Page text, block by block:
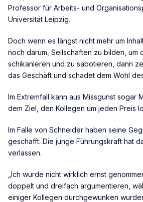
Professor für Arbeits- und
Universität Leipzig.
Doch wenn es längst nicht mehr um
noch darum, Seilschaften zu bilden, um
schikanieren und zu sabotieren, dann
das Geschäft und schadet dem Wohl
Im Extremfall kann aus Missgunst sogar
dem Ziel, den Kollegen um jeden Preis
Im Falle von Schneider haben seine
geschafft: Die junge Führungskraft hat
verlassen.
„Ich wurde nicht wirklich ernst
doppelt und dreifach argumentieren,
einiger Kollegen durchgewunken